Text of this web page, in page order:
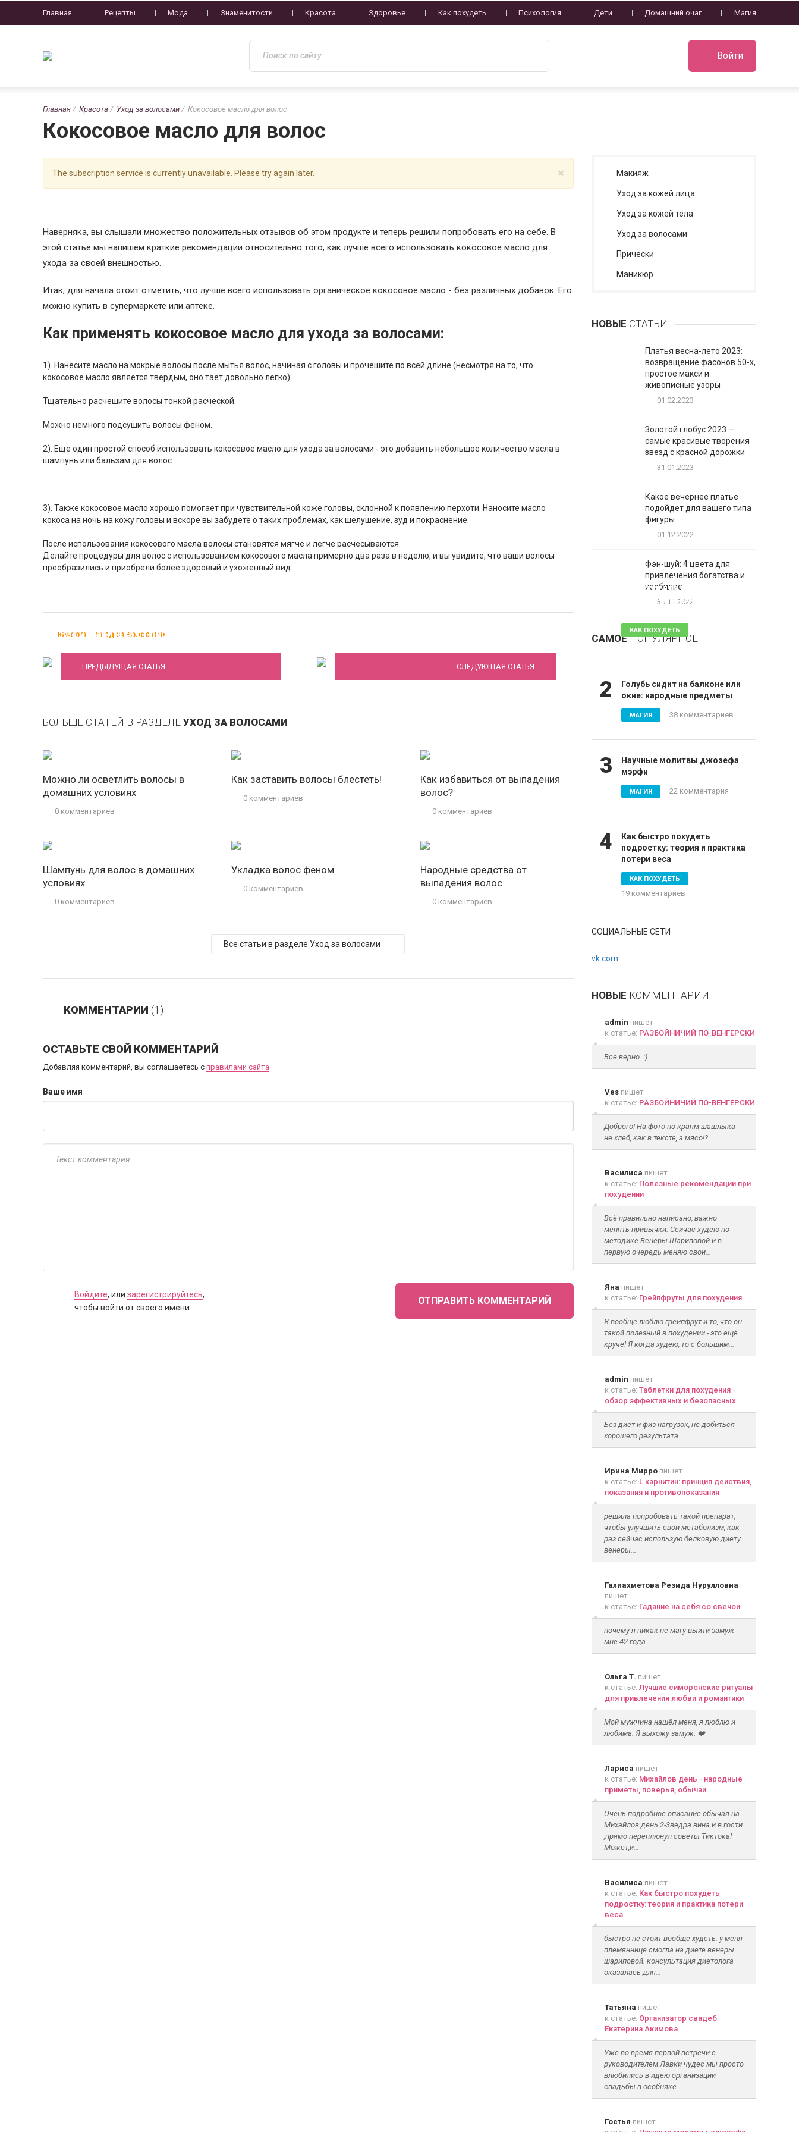
Главная Рецепты Мода Знаменитости Красота Здоровье Как похудеть Психология Дети Домашний очаг Магия
Войти
Главная Красота Уход за волосами Кокосовое масло для волос
Кокосовое масло для волос
×
The subscription service is currently unavailable. Please try again later.
Наверняка, вы слышали множество положительных отзывов об этом продукте и теперь решили попробовать его на себе. В
этой статье мы напишем краткие рекомендации относительно того, как лучше всего использовать кокосовое масло для
ухода за своей внешностью.
Итак, для начала стоит отметить, что лучше всего использовать органическое кокосовое масло - без различных добавок. Его
можно купить в супермаркете или аптеке.
Как применять кокосовое масло для ухода за волосами:
1). Нанесите масло на мокрые волосы после мытья волос, начиная с головы и прочешите по всей длине (несмотря на то, что
кокосовое масло является твердым, оно тает довольно легко).
Тщательно расчешите волосы тонкой расческой.
Можно немного подсушить волосы феном.
2). Еще один простой способ использовать кокосовое масло для ухода за волосами - это добавить небольшое количество масла в
шампунь или бальзам для волос.
3). Также кокосовое масло хорошо помогает при чувствительной коже головы, склонной к появлению перхоти. Наносите масло
кокоса на ночь на кожу головы и вскоре вы забудете о таких проблемах, как шелушение, зуд и покраснение.
После использования кокосового масла волосы становятся мягче и легче расчесываются.
Делайте процедуры для волос с использованием кокосового масла примерно два раза в неделю, и вы увидите, что ваши волосы
преобразились и приобрели более здоровый и ухоженный вид.
КРАСОТА УХОД ЗА ВОЛОСАМИ
Как избавиться от перхоти?
ПРЕДЫДУЩАЯ СТАТЬЯ СЛЕДУЮЩАЯ СТАТЬЯ
БОЛЬШЕ СТАТЕЙ В РАЗДЕЛЕ УХОД ЗА ВОЛОСАМИ
Можно ли осветлить волосы в
домашних условиях
0 комментариев
Как заставить волосы блестеть!
0 комментариев
Как избавиться от выпадения
волос?
0 комментариев
Шампунь для волос в домашних
условиях
0 комментариев
Укладка волос феном
0 комментариев
Народные средства от
выпадения волос
0 комментариев
Все статьи в разделе Уход за волосами
КОММЕНТАРИИ (1)
ОСТАВЬТЕ СВОЙ КОММЕНТАРИЙ
Добавляя комментарий, вы соглашаетесь с правилами сайта
Ваше имя
Войдите, или зарегистрируйтесь,
чтобы войти от своего имени
ОТПРАВИТЬ КОММЕНТАРИЙ
Макияж
Уход за кожей лица
Уход за кожей тела
Уход за волосами
Прически
Маникюр
НОВЫЕ СТАТЬИ
Платья весна-лето 2023:
возвращение фасонов 50-х,
простое макси и
живописные узоры
01.02.2023
Золотой глобус 2023 —
самые красивые творения
звезд с красной дорожки
31.01.2023
Какое вечернее платье
подойдет для вашего типа
фигуры
01.12.2022
Фэн-шуй: 4 цвета для
привлечения богатства и
изобилие
30.11.2022
САМОЕПОПУЛЯРНОЕ
Таблетки для похудения -
обзор эффективных и
КАК ПОХУДЕТЬ
81 комментарий
2
Голубь сидит на балконе или
окне: народные предметы
МАГИЯ 38 комментариев
3
Научные молитвы джозефа
мэрфи
МАГИЯ 22 комментария
4
Как быстро похудеть
подростку: теория и практика
потери веса
КАК ПОХУДЕТЬ
19 комментариев
СОЦИАЛЬНЫЕ СЕТИ
vk.com
НОВЫЕ КОММЕНТАРИИ
admin пишет
к статье: РАЗБОЙНИЧИЙ ПО-ВЕНГЕРСКИ
Все верно. :)
Vesпишет
к статье: РАЗБОЙНИЧИЙ ПО-ВЕНГЕРСКИ
Доброго! На фото по краям шашлыка
не хлеб, как в тексте, а мясо!?
Василиса пишет
к статье: Полезные рекомендации при
похудении
Всё правильно написано, важно
менять привычки. Сейчас худею по
методике Венеры Шариповой и в
первую очередь меняю свои...
Яна пишет
к статье: Грейпфруты для похудения
Я вообще люблю грейпфрут и то, что он
такой полезный в похудении - это ещё
круче! Я когда худею, то с большим...
admin пишет
к статье: Таблетки для похудения -
обзор эффективных и безопасных
Без диет и физ нагрузок, не добиться
хорошего результата
Ирина Мирропишет
к статье: L карнитин: принцип действия,
показания и противопоказания
решила попробовать такой препарат,
чтобы улучшить свой метаболизм, как
раз сейчас использую белковую диету
венеры...
Галиахметова Резида Нурулловна
пишет
к статье: Гадание на себя со свечой
почему я никак не магу выйти замуж
мне 42 года
Ольга Т. пишет
к статье: Лучшие симоронские ритуалы
для привлечения любви и романтики
Мой мужчина нашёл меня, я люблю и
любима. Я выхожу замуж. ❤️
Лариса пишет
к статье: Михайлов день - народные
приметы, поверья, обычаи
Очень подробное описание обычая на
Михайлов день.2-3ведра вина и в гости
,прямо переплюнул советы Тиктока!
Может,и...
Василиса пишет
к статье: Как быстро похудеть
подростку: теория и практика потери
веса
быстро не стоит вообще худеть. у меня
племяннице смогла на диете венеры
шариповой. консультация диетолога
оказалась для...
Татьяна пишет
к статье: Организатор свадеб
Екатерина Акимова
Уже во время первой встречи с
руководителем Лавки чудес мы просто
влюбились в идею организации
свадьбы в особняке...
Гостья пишет